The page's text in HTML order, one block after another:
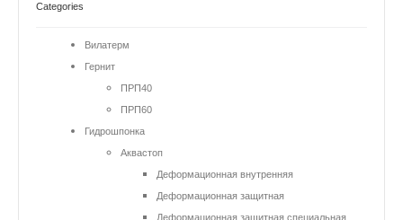
Categories
Вилатерм
Гернит
ПРП40
ПРП60
Гидрошпонка
Аквастоп
Деформационная внутренняя
Деформационная защитная
Деформационная защитная специальная